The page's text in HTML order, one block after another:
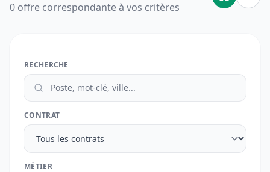
0 offre correspondante à vos critères
RECHERCHE
CONTRAT
MÉTIER